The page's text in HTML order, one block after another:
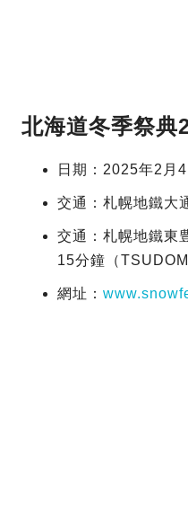
北海道冬季祭典
日期：2025年2月
交通：札幌地鐵大
交通：札幌地鐵東
15分鐘（
網址：